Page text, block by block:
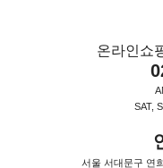
온라인쇼
SAT,
서울 서대문구 연